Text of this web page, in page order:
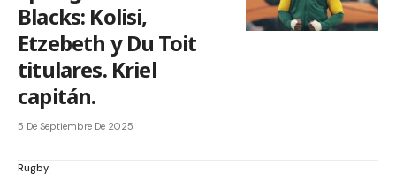
Blacks: Kolisi,
Etzebeth y Du Toit
titulares. Kriel
capitán.
5 De Septiembre De 2025
Rugby